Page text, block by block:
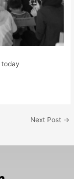
today
Next Post →